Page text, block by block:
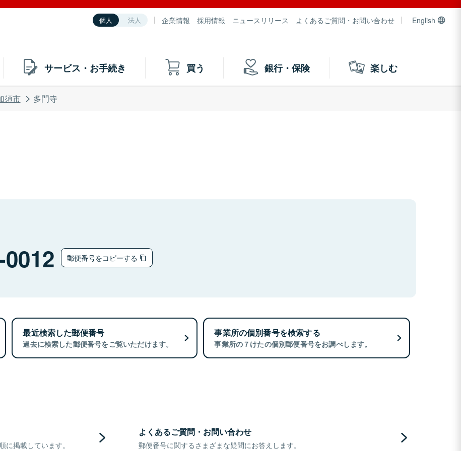
個人 法人 企業情報 採用情報 ニュースリリース よくあるご質問・お問い合わせ English
サービス・お手続き 買う 銀行・保険 楽しむ
須市 多門寺
郵便番号をコピーする
最近検索した郵便番号
過去に検索した郵便番号をご覧いただけます。
事業所の個別番号を検索する
事業所の７けたの個別郵便番号をお調べします。
掲載しています。
よくあるご質問・お問い合わせ
郵便番号に関するさまざまな疑問にお答えします。